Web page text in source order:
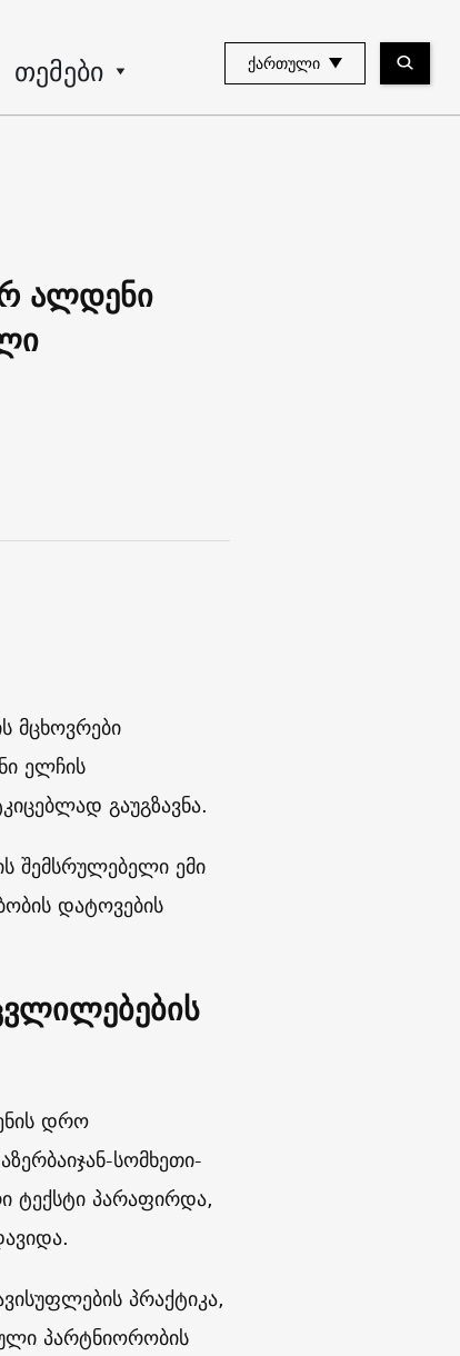
თემები ᲥᲐᲠᲗᲣᲚᲘ
ალდენი
მცხოვრები
ელჩის
გაუგზავნა.
შემსრულებელი ემი
დატოვების
დრო
სომხეთი-
ტექსტი პარაფირდა,
პრაქტიკა,
პარტნიორობის